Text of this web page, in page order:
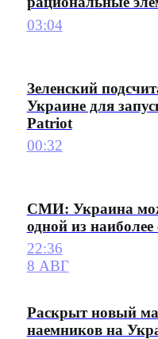
03:04
Зеленский
Украине для
Patriot
00:32
СМИ: Украина
одной из наиболее
22:36
8 АВГ
Раскрыт новый
наемников на